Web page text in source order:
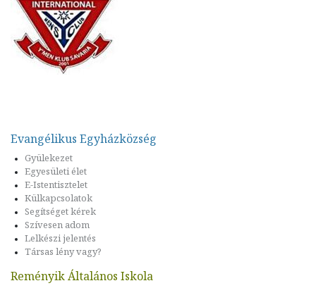
Evangélikus Egyházközség
Gyülekezet
Egyesületi élet
E-Istentisztelet
Külkapcsolatok
Segítséget kérek
Szívesen adom
Lelkészi jelentés
Társas lény vagy?
Reményik Általános Iskola